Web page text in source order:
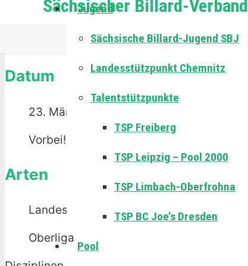
Sächsischer Billard-Verband
Jugend
Sächsische Billard-Jugend SBJ
Landesstützpunkt Chemnitz
Talentstützpunkte
TSP Freiberg
TSP Leipzig – Pool 2000
TSP Limbach-Oberfrohna
TSP BC Joe’s Dresden
Pool
+ Zu Google Kalender hinzufügen
Die Veranstaltung ist beendet.
Datum
23. März 2024
Vorbei!
Arten
Landesliga,
Oberliga